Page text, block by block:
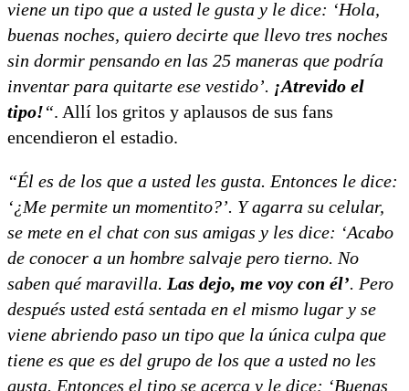
viene un tipo que a usted le gusta y le dice: ‘Hola,
buenas noches, quiero decirte que llevo tres noches
sin dormir pensando en las 25 maneras que podría
inventar para quitarte ese vestido’. ¡Atrevido el
tipo!“. Allí los gritos y aplausos de sus fans
encendieron el estadio.
“Él es de los que a usted les gusta. Entonces le dice:
‘¿Me permite un momentito?’. Y agarra su celular,
se mete en el chat con sus amigas y les dice: ‘Acabo
de conocer a un hombre salvaje pero tierno. No
saben qué maravilla. Las dejo, me voy con él’. Pero
después usted está sentada en el mismo lugar y se
viene abriendo paso un tipo que la única culpa que
tiene es que es del grupo de los que a usted no les
gusta. Entonces el tipo se acerca y le dice: ‘Buenas